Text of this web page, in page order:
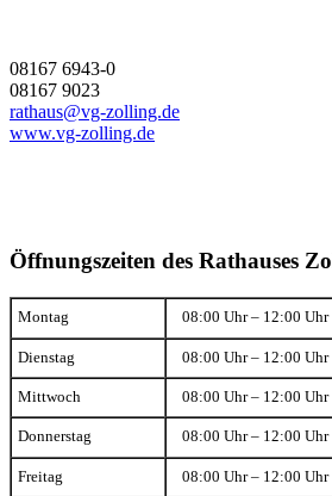
08167 6943-0
08167 9023
rathaus@vg-zolling.de
www.vg-zolling.de
Öffnungszeiten des Rathauses
Montag 08:00 Uhr – 12:00 Uhr
Dienstag 08:00 Uhr – 12:00 Uhr
Mittwoch 08:00 Uhr – 12:00 Uhr
Donnerstag 08:00 Uhr – 12:00 Uhr
Freitag 08:00 Uhr – 12:00 Uhr